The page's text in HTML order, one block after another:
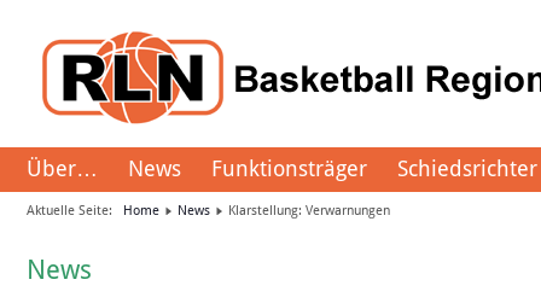
Über… News Funktionsträger Schiedsrichter
Aktuelle Seite: Home News Klarstellung: Verwarnungen
News